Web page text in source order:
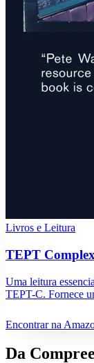
Livros e Leitura
TEPT
Uma leitura
TEPT-C. Fornece
Encontrar na
Da